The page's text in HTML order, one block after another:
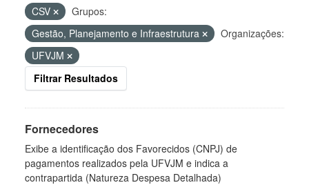
CSV
Grupos:
Gestão, Planejamento e Infraestrutura
Organizações:
UFVJM
Filtrar Resultados
Fornecedores
Exibe a identificação dos Favorecidos (CNPJ) de
pagamentos realizados pela UFVJM e indica a
contrapartida (Natureza Despesa Detalhada)